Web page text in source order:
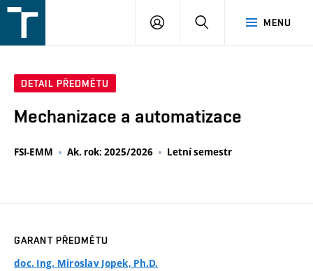
v
MENU
PŘIHLÁŠENÍ
DETAIL PŘEDMĚTU
Mechanizace a automatizace
FSI-EMM Ak. rok: 2025/2026 Letní semestr
GARANT PŘEDMĚTU
doc. Ing. Miroslav Jopek, Ph.D.